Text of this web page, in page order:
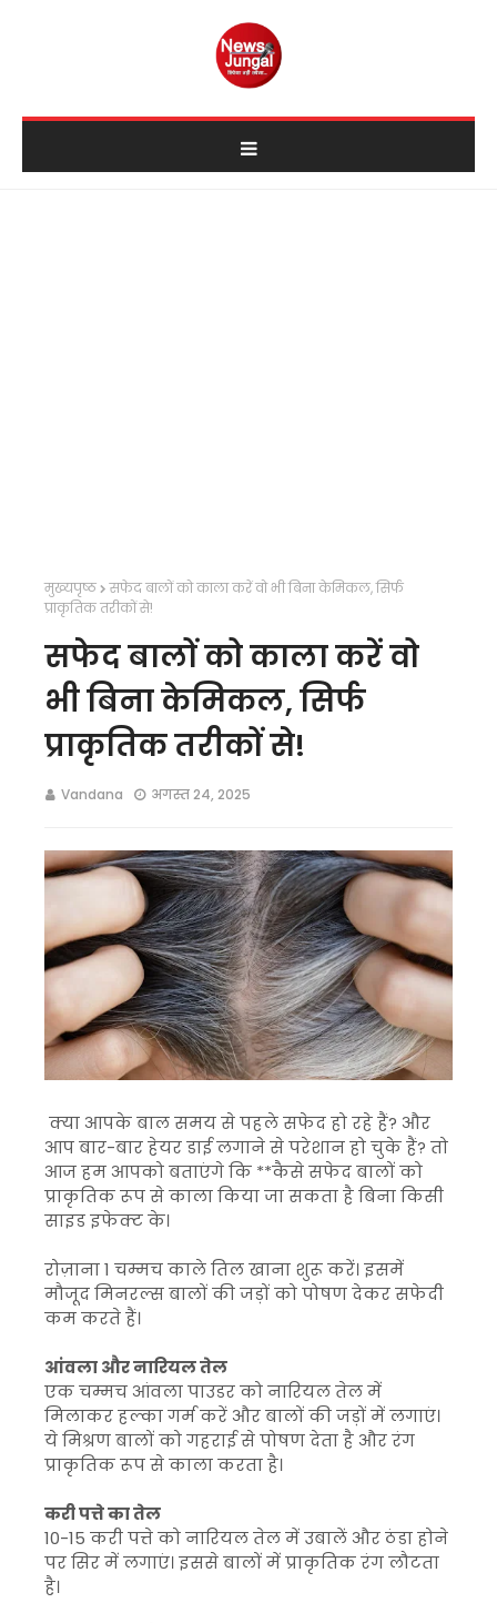
मुख्यपृष्ठ
सफेद बालों को काला करें वो भी बिना केमिकल, सिर्फ
प्राकृतिक तरीकों से!
सफेद बालों को काला करें वो
भी बिना केमिकल, सिर्फ
प्राकृतिक तरीकों से!
Vandana अगस्त 24, 2025
क्या आपके बाल समय से पहले सफेद हो रहे हैं? और
आप बार-बार हेयर डाई लगाने से परेशान हो चुके हैं? तो
आज हम आपको बताएंगे कि **कैसे सफेद बालों को
प्राकृतिक रूप से काला किया जा सकता है बिना किसी
साइड इफेक्ट के।
रोज़ाना 1 चम्मच काले तिल खाना शुरू करें। इसमें
मौजूद मिनरल्स बालों की जड़ों को पोषण देकर सफेदी
कम करते हैं।
आंवला और नारियल तेल
एक चम्मच आंवला पाउडर को नारियल तेल में
मिलाकर हल्का गर्म करें और बालों की जड़ों में लगाएं।
ये मिश्रण बालों को गहराई से पोषण देता है और रंग
प्राकृतिक रूप से काला करता है।
करी पत्ते का तेल
10-15 करी पत्ते को नारियल तेल में उबालें और ठंडा होने
पर सिर में लगाएं। इससे बालों में प्राकृतिक रंग लौटता
है।